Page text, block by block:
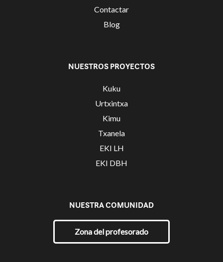
Contactar
Blog
NUESTROS PROYECTOS
Kuku
Urtxintxa
Kimu
Txanela
EKI LH
EKI DBH
NUESTRA COMUNIDAD
Zona del profesorado